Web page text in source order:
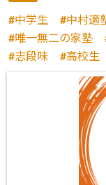
中学生
中村適
唯一無二の家塾
志段味
高校生